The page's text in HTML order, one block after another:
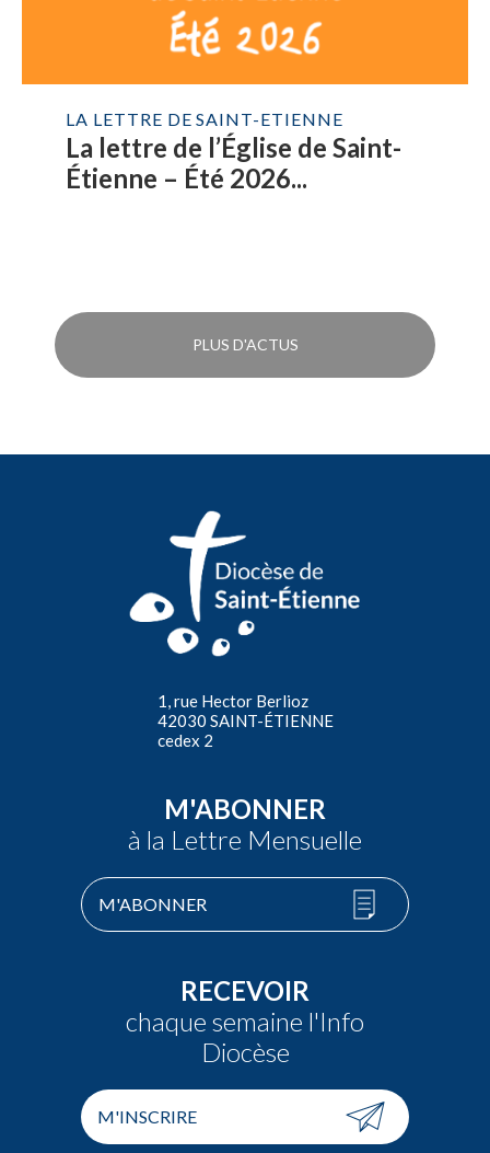
LA LETTRE DE SAINT-ETIENNE
La lettre de l’Église de Saint-
Étienne – Été 2026...
PLUS D'ACTUS
1, rue Hector Berlioz
42030 SAINT-ÉTIENNE
cedex 2
M'ABONNER
à la Lettre Mensuelle
M'ABONNER
RECEVOIR
chaque semaine l'Info
Diocèse
M'INSCRIRE